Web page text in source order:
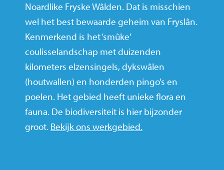
Noardlike Fryske Wâlden. Dat is misschien
wel het best bewaarde geheim van Fryslân.
Kenmerkend is het ‘smûke’
coulisselandschap met duizenden
kilometers elzensingels, dykswâlen
(houtwallen) en honderden pingo’s en
poelen. Het gebied heeft unieke flora en
fauna. De biodiversiteit is hier bijzonder
groot. Bekijk ons werkgebied.